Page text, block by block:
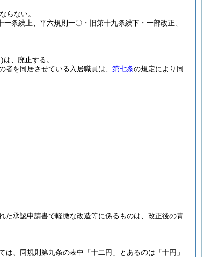
らない。
条繰上、平六規則一〇・旧第十九条繰下・一部改正、
は、廃止する。
を同居させている入居職員は、 第七条の規定により同
た承認申請書で軽微な改造等に係るものは、改正後の青
、同規則第九条の表中「十二円」とあるのは「十円」